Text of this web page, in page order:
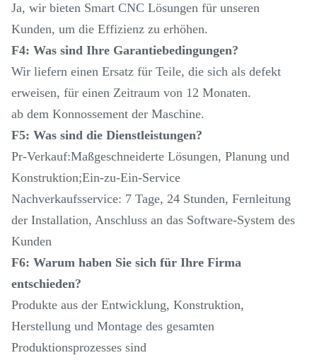
Ja, wir bieten Smart CNC Lösungen für unseren
Kunden, um die Effizienz zu erhöhen.
F4: Was sind Ihre Garantiebedingungen?
Wir liefern einen Ersatz für Teile, die sich als defekt
erweisen, für einen Zeitraum von 12 Monaten.
ab dem Konnossement der Maschine.
F5: Was sind die Dienstleistungen?
Pr-Verkauf:Maßgeschneiderte Lösungen, Planung und
Konstruktion;Ein-zu-Ein-Service
Nachverkaufsservice: 7 Tage, 24 Stunden, Fernleitung
der Installation, Anschluss an das Software-System des
Kunden
F6: Warum haben Sie sich für Ihre Firma
entschieden?
Produkte aus der Entwicklung, Konstruktion,
Herstellung und Montage des gesamten
Produktionsprozesses sind